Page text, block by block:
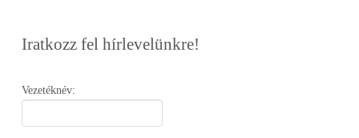
Iratkozz fel hírlevelünkre!
Vezetéknév: